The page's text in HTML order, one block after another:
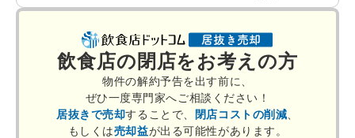
飲食店の閉店をお考えの方
物件の解約予告を出す前に、
ぜひ一度専門家へご相談ください！
居抜きで売却することで、 閉店コストの削減
もしくは売却益が出る可能性があります。